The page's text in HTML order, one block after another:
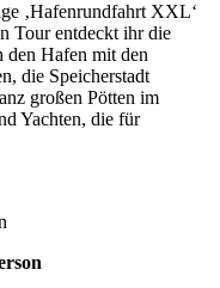
‚Hafenrundfahrt XXL‘
Tour entdeckt ihr die
den Hafen mit den
die Speicherstadt
großen Pötten im
Yachten, die für